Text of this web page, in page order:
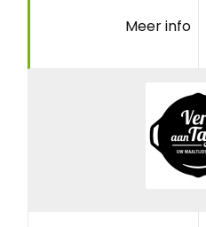
Meer info